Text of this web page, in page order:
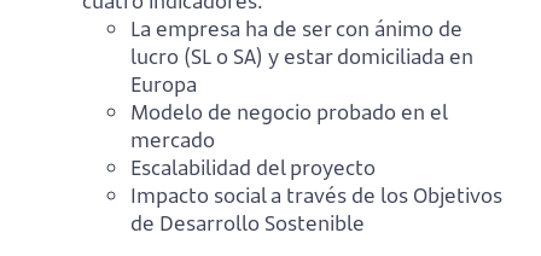
La empresa ha de ser con ánimo de
lucro (SL o SA) y estar domiciliada en
Europa
Modelo de negocio probado en el
mercado
Escalabilidad del proyecto
Impacto social a través de los Objetivos
de Desarrollo Sostenible